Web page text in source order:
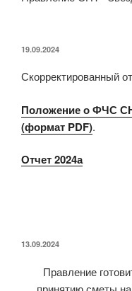
ОПУБЛИКОВАНО
19.09.2024
Скорректированный
Положение о ФЧС
(формат PDF).
Отчет 2024а
ОПУБЛИКОВАНО
13.09.2024
Правление